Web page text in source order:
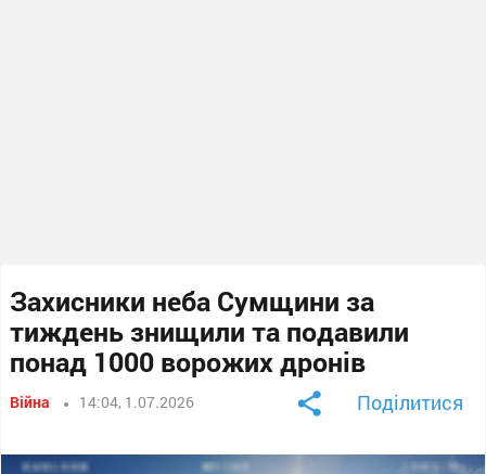
Захисники неба Сумщини за
тиждень знищили та подавили
понад 1000 ворожих дронів
Війна 14:04, 1.07.2026 Поділитися